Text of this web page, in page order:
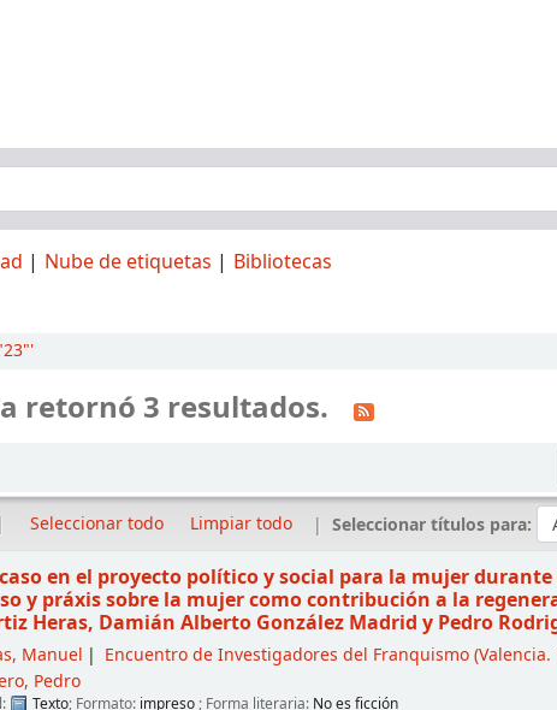
Nube de etiquetas Bibliotecas
retornó 3 resultados.
Seleccionar todo Limpiar todo Seleccionar títulos para:
en el proyecto político y social para la mujer
y práxis sobre la mujer como contribución a la
Heras, Damián Alberto González Madrid y Pedro
Manuel Encuentro de Investigadores del Franquismo(Valencia.
Pedro
Texto; Formato: impreso; Forma literaria: No es ficción